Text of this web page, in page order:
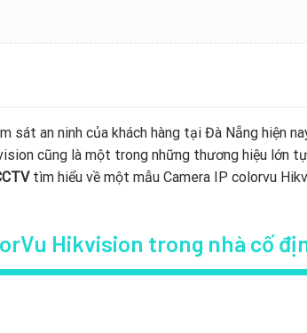
sát an ninh của khách hàng tại Đà Nẵng hiện
cũng là một trong những thương hiệu lớn
tìm hiểu về một mẫu Camera IP colorvu
Hikvision trong nhà cố